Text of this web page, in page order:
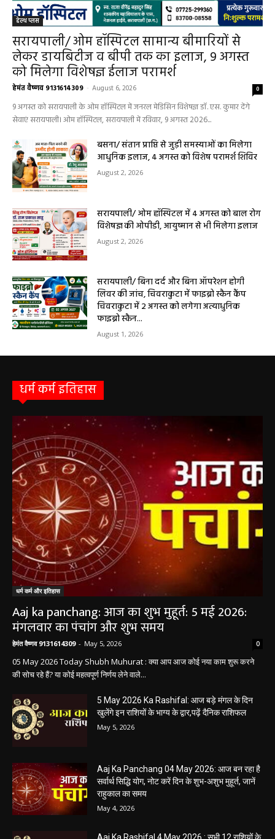
हेल्थ प्लस
सरायपाली/ ओम हॉस्पिटल सामान्य बीमारियों से
लेकर डायबिटीज व बीपी तक का इलाज, 9 अगस्त
को मिलेगा विशेषज्ञ ईलाज परामर्श
हेमंत वैष्णव 9131614309 - August 6, 2026 0
9 अगस्त को सरायपाली के ओम हॉस्पिटल में जनरल मेडिसिन विशेषज्ञ डॉ. एस. कुमार देंगे
सेवाएं सरायपाली। ओम हॉस्पिटल, सरायपाली में रविवार, 9 अगस्त 2026...
बसना/ संतान प्राप्ति से जुड़ी समस्याओं का मिलेगा
आधुनिक इलाज, 4 अगस्त को विशेष परामर्श शिविर
August 2, 2026
सरायपाली/ ओम हॉस्पिटल में 4 अगस्त को बाल रोग
विशेषज्ञ की ओपीडी, आयुष्मान से भी मिलेगा इलाज
August 2, 2026
सरायपाली/ बिना दर्द और बिना ऑपरेशन होगी
लिवर की जांच, चिवराकुटा में फाइब्रो स्कैन कैंप
चिवराकुटा में 2 अगस्त को लगेगा अत्याधुनिक
फाइब्रो स्कैन...
August 1, 2026
धर्म कर्म इतिहास
धर्म कर्म और इतिहास
Aaj ka panchang: आज का शुभ मुहूर्त: 5 मई 2026:
मंगलवार का पंचांग और शुभ समय
हेमंत वैष्णव 9131614309 May 5, 2026 0
05 May 2026 Today Shubh Muhurat : क्या आप आज कोई नया काम शुरू करने
की सोच रहे हैं? या कोई महत्वपूर्ण निर्णय लेने वाले...
5 May 2026 Ka Rashifal: आज बड़े मंगल के दिन
खुलेंगे इन राशियों के भाग्य के द्वार,पढ़ें दैनिक राशिफल
May 5, 2026
Aaj Ka Panchang 04 May 2026: आज बन रहा है
सर्वार्थ सिद्धि योग, नोट करें दिन के शुभ-अशुभ मुहूर्त, जानें
राहुकाल का समय
May 4, 2026
Aaj Ka Rashifal 4 May 2026 : सभी 12 राशियों के